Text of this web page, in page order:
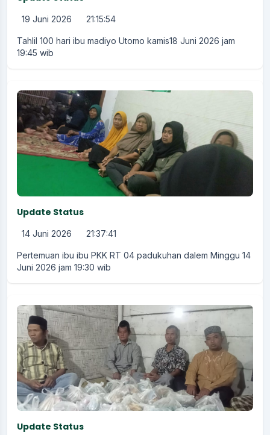
19 Juni 2026 21:15:54
Tahlil 100 hari ibu madiyo Utomo kamis18 Juni 2026 jam
19:45 wib
Update Status
14 Juni 2026 21:37:41
Pertemuan ibu ibu PKK RT 04 padukuhan dalem Minggu 14
Juni 2026 jam 19:30 wib
Update Status